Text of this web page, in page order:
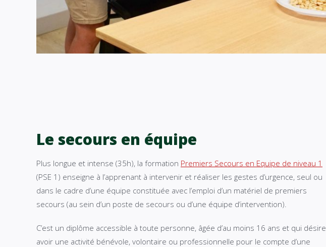
Le secours en équipe
Plus longue et intense (35h), la formation Premiers Secours en Equipe de niveau 1
(PSE 1) enseigne à l’apprenant à intervenir et réaliser les gestes d’urgence, seul ou
dans le cadre d’une équipe constituée avec l’emploi d’un matériel de premiers
secours (au sein d’un poste de secours ou d’une équipe d’intervention).
C’est un diplôme accessible à toute personne, âgée d’au moins 16 ans et qui désire
avoir une activité bénévole, volontaire ou professionnelle pour le compte d’une